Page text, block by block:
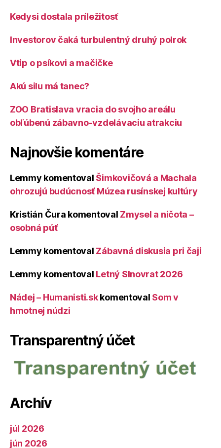
Kedysi dostala príležitosť
Investorov čaká turbulentný druhý polrok
Vtip o psíkovi a mačičke
Akú silu má tanec?
ZOO Bratislava vracia do svojho areálu
obľúbenú zábavno-vzdelávaciu atrakciu
Najnovšie komentáre
Lemmy komentoval Šimkovičová a Machala
ohrozujú budúcnosť Múzea rusínskej kultúry
Kristián Čura komentoval Zmysel a ničota –
osobná púť
Lemmy komentoval Zábavná diskusia pri čaji
Lemmy komentoval Letný Slnovrat 2026
Nádej – Humanisti.skkomentoval Som v
hmotnej núdzi
Transparentný účet
Archív
júl 2026
jún 2026